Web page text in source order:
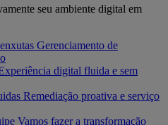
seu ambiente digital em
Gerenciamento de
digital fluida e sem
Remediação proativa e serviço
Vamos fazer a transformação